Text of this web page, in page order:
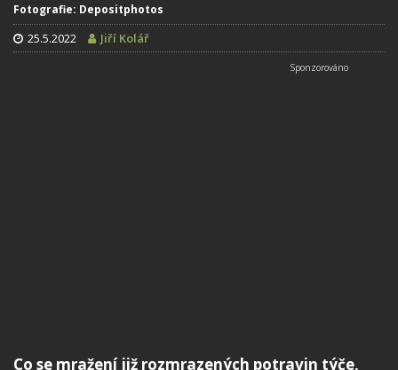
Fotografie: Depositphotos
25.5.2022 Jiří Kolář
Co se mražení již rozmrazených potravin týče,